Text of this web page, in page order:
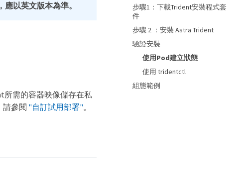
以英文版本為準。
所需的容器映像儲存在私
請參閱 "自訂試用部署"。
步驟1：下載Trident安裝程式套
件
步驟 2 ：安裝 Astra Trident
驗證安裝
使用Pod建立狀態
使用 tridentctl
組態範例